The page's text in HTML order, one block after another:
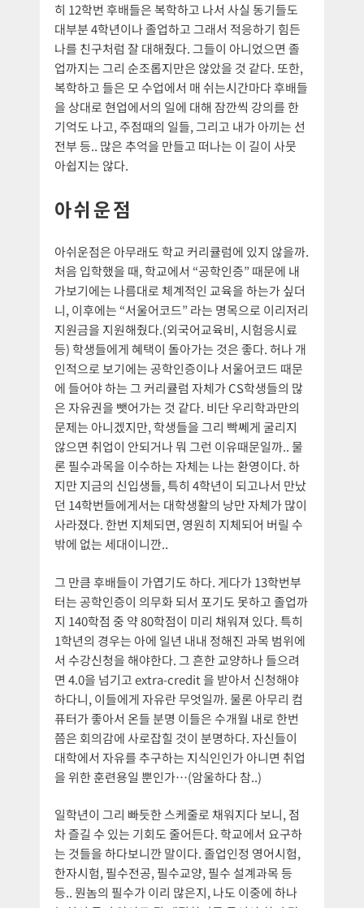
히 12학번 후배들은 복학하고 나서 사실 동기들도
대부분 4학년이나 졸업하고 그래서 적응하기 힘든
나를 친구처럼 잘 대해줬다. 그들이 아니었으면 졸
업까지는 그리 순조롭지만은 않았을 것 같다. 또한,
복학하고 들은 모 수업에서 매 쉬는시간마다 후배들
을 상대로 현업에서의 일에 대해 잠깐씩 강의를 한
기억도 나고, 주점때의 일들, 그리고 내가 아끼는 선
전부 등.. 많은 추억을 만들고 떠나는 이 길이 사뭇
아쉽지는 않다.
아쉬운점
아쉬운점은 아무래도 학교 커리큘럼에 있지 않을까.
처음 입학했을 때, 학교에서 “공학인증” 때문에 내
가보기에는 나름대로 체계적인 교육을 하는가 싶더
니, 이후에는 “서울어코드” 라는 명목으로 이리저리
지원금을 지원해줬다.(외국어교육비, 시험응시료
등) 학생들에게 혜택이 돌아가는 것은 좋다. 허나 개
인적으로 보기에는 공학인증이나 서울어코드 때문
에 들어야 하는 그 커리큘럼 자체가 CS학생들의 많
은 자유권을 뺏어가는 것 같다. 비단 우리학과만의
문제는 아니겠지만, 학생들을 그리 빡쎄게 굴리지
않으면 취업이 안되거나 뭐 그런 이유때문일까.. 물
론 필수과목을 이수하는 자체는 나는 환영이다. 하
지만 지금의 신입생들, 특히 4학년이 되고나서 만났
던 14학번들에게서는 대학생활의 낭만 자체가 많이
사라졌다. 한번 지체되면, 영원히 지체되어 버릴 수
밖에 없는 세대이니깐..
그 만큼 후배들이 가엽기도 하다. 게다가 13학번부
터는 공학인증이 의무화 되서 포기도 못하고 졸업까
지 140학점 중 약 80학점이 미리 채워져 있다. 특히
1학년의 경우는 아에 일년 내내 정해진 과목 범위에
서 수강신청을 해야한다. 그 흔한 교양하나 들으려
면 4.0을 넘기고 extra-credit 을 받아서 신청해야
하다니, 이들에게 자유란 무엇일까. 물론 아무리 컴
퓨터가 좋아서 온들 분명 이들은 수개월 내로 한번
쯤은 회의감에 사로잡힐 것이 분명하다. 자신들이
대학에서 자유를 추구하는 지식인인가 아니면 취업
을 위한 훈련용일 뿐인가…(암울하다 참..)
일학년이 그리 빠듯한 스케줄로 채워지다 보니, 점
차 즐길 수 있는 기회도 줄어든다. 학교에서 요구하
는 것들을 하다보니깐 말이다. 졸업인정 영어시험,
한자시험, 필수전공, 필수교양, 필수 설계과목 등
등.. 뭔놈의 필수가 이리 많은지, 나도 이중에 하나